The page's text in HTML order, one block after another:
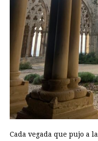
Cada vegada que pujo a la